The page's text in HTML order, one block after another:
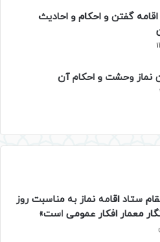
اقامه گفتن و احکام و احادیث
نماز وحشت و احکام آن
ستاد اقامه نماز به مناسبت روز
معمار افکار عمومی است»